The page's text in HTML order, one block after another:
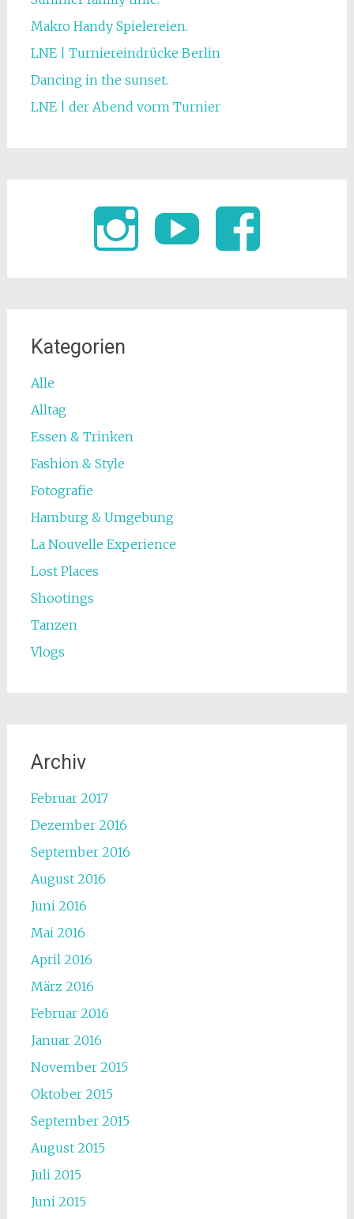
Makro Handy Spielereien.
LNE | Turniereindrücke Berlin
Dancing in the sunset.
LNE | der Abend vorm Turnier
Kategorien
Alle
Alltag
Essen & Trinken
Fashion & Style
Fotografie
Hamburg & Umgebung
La Nouvelle Experience
Lost Places
Shootings
Tanzen
Vlogs
Archiv
Februar 2017
Dezember 2016
September 2016
August 2016
Juni 2016
Mai 2016
April 2016
März 2016
Februar 2016
Januar 2016
November 2015
Oktober 2015
September 2015
August 2015
Juli 2015
Juni 2015